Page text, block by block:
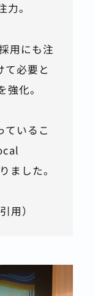
。
用にも注
て必要と
化。
ているこ
ました。
用）